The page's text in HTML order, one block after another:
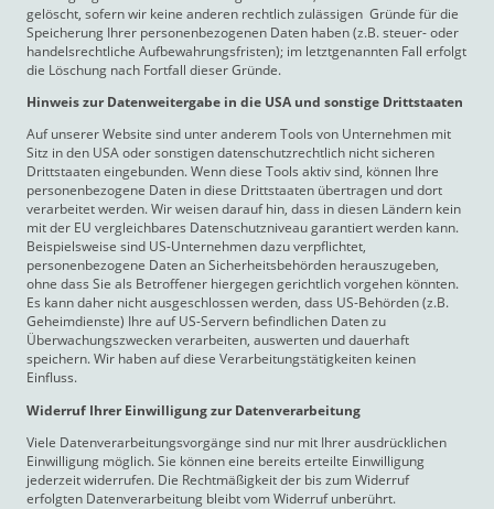
gelöscht, sofern wir keine anderen rechtlich zulässigen Gründe für die
Speicherung Ihrer personenbezogenen Daten haben (z.B. steuer- oder
handelsrechtliche Aufbewahrungsfristen); im letztgenannten Fall erfolgt
die Löschung nach Fortfall dieser Gründe.
Hinweis zur Datenweitergabe in die USA und sonstige Drittstaaten
Auf unserer Website sind unter anderem Tools von Unternehmen mit
Sitz in den USA oder sonstigen datenschutzrechtlich nicht sicheren
Drittstaaten eingebunden. Wenn diese Tools aktiv sind, können Ihre
personenbezogene Daten in diese Drittstaaten übertragen und dort
verarbeitet werden. Wir weisen darauf hin, dass in diesen Ländern kein
mit der EU vergleichbares Datenschutzniveau garantiert werden kann.
Beispielsweise sind US-Unternehmen dazu verpflichtet,
personenbezogene Daten an Sicherheitsbehörden herauszugeben,
ohne dass Sie als Betroffener hiergegen gerichtlich vorgehen könnten.
Es kann daher nicht ausgeschlossen werden, dass US-Behörden (z.B.
Geheimdienste) Ihre auf US-Servern befindlichen Daten zu
Überwachungszwecken verarbeiten, auswerten und dauerhaft
speichern. Wir haben auf diese Verarbeitungstätigkeiten keinen
Einfluss.
Widerruf Ihrer Einwilligung zur Datenverarbeitung
Viele Datenverarbeitungsvorgänge sind nur mit Ihrer ausdrücklichen
Einwilligung möglich. Sie können eine bereits erteilte Einwilligung
jederzeit widerrufen. Die Rechtmäßigkeit der bis zum Widerruf
erfolgten Datenverarbeitung bleibt vom Widerruf unberührt.